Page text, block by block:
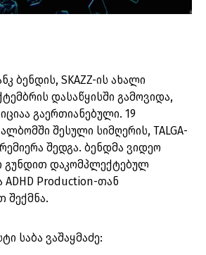
ბენდის, SKAZZ-ის ახალი
დასაწყისში გამოვიდა,
გაერთიანებული. 19
შესული სიმღერის, TALGA-
შედგა. ბენდმა ვიდეო
გუნდით დაკომპლექტებულ
Production-თან
შექმნა.
საბა ვაშაყმაძე: